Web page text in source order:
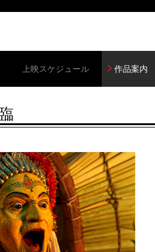
上映スケジュール 作品案内